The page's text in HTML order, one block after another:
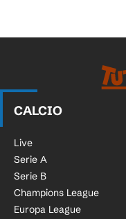
CALCIO
Live
Serie A
Serie B
Champions League
Europa League